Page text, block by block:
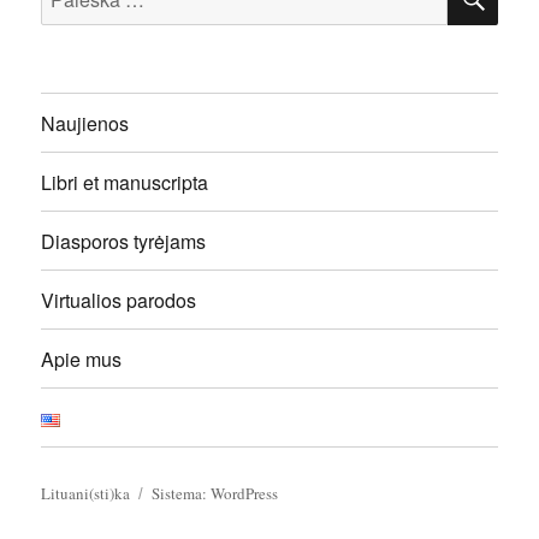
Naujienos
Libri et manuscripta
Diasporos tyrėjams
Virtualios parodos
Apie mus
Lituani(sti)ka Sistema: WordPress